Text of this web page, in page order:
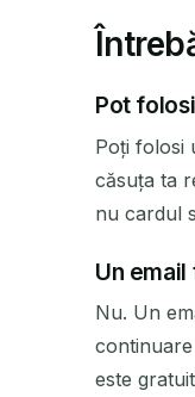
Pot
Poți folosi
căsuța ta
nu cardul
Un
Nu. Un
este